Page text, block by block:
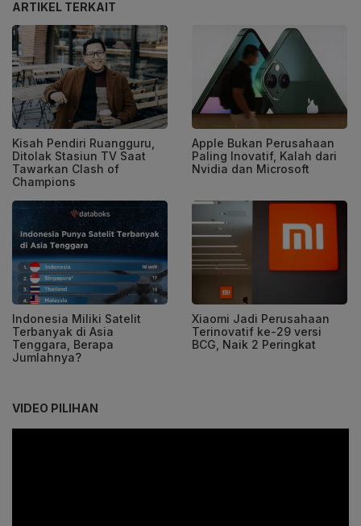
ARTIKEL TERKAIT
Kisah Pendiri Ruangguru,
Ditolak Stasiun TV Saat
Tawarkan Clash of
Champions
Apple Bukan Perusahaan
Paling Inovatif, Kalah dari
Nvidia dan Microsoft
Indonesia Miliki Satelit
Terbanyak di Asia
Tenggara, Berapa
Jumlahnya?
Xiaomi Jadi Perusahaan
Terinovatif ke-29 versi
BCG, Naik 2 Peringkat
VIDEO PILIHAN